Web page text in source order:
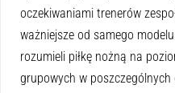
oczekiwaniami trenerów
ważniejsze od samego
rozumieli piłkę nożną na
grupowych w